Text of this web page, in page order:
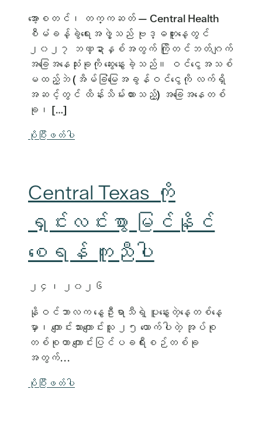
အော့စတင်၊ တက္ကဆတ် — Central Health
စီမံခန့်ခွဲရေးအဖွဲ့သည် ဗုဒ္ဓဟူးနေ့တွင်
၂၀၂၇ ဘဏ္ဍာနှစ်အတွက် ကြိုတင်ဘတ်ဂျက်
အခြေအနေသုံးခုကို ဆွေးနွေးခဲ့သည်။ ဝင်ငွေအသစ်
မထည့်ဘဲ (အိမ်ခြံမြေအခွန်ဝင်ငွေကို လက်ရှိ
အဆင့်တွင် ထိန်းသိမ်းထားသည့်) အခြေအနေတစ်
ခု၊ […]
ပိုပြီးဖတ်ပါ
Central Texas ကို
ရှင်းလင်းစွာ မြင်နိုင်
စေရန် ကူညီပါ
၂၄၊ ၂၀၂၆
နိုဝင်ဘာလက နွေဦးရာသီရဲ့ ပူနွေးတဲ့နေ့တစ်နေ့
မှာ၊ ကျောင်းသားကျောင်းသူ ၂၅ ယောက်ပါတဲ့ အုပ်စု
တစ်စုဟာ ကျောင်းပြင်ပခရီးစဉ်တစ်ခု
အတွက်...
ပိုပြီးဖတ်ပါ